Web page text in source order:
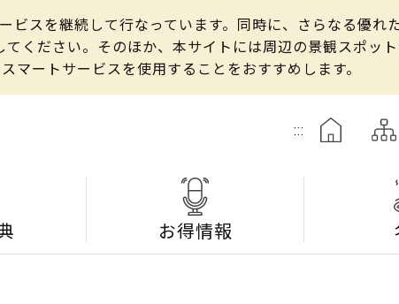
スを継続して行なっています。同時に、さらなる優れ
ください。そのほか、本サイトには周辺の景観スポッ
マートサービスを使用することをおすすめします。
:::
お得情報